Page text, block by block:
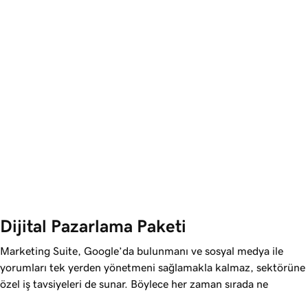
Dijital Pazarlama Paketi
Marketing Suite, Google’da bulunmanı ve sosyal medya ile
yorumları tek yerden yönetmeni sağlamakla kalmaz, sektörüne
özel iş tavsiyeleri de sunar. Böylece her zaman sırada ne